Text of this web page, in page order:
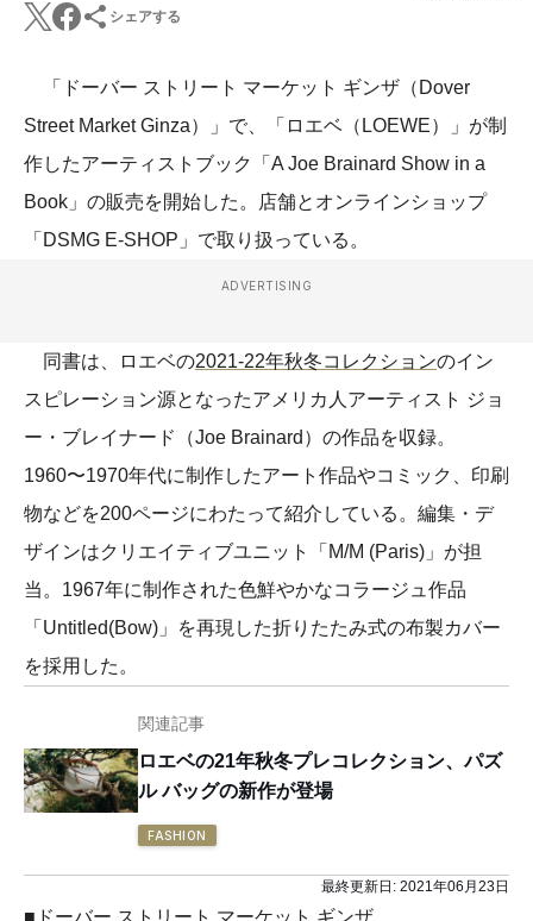
シェアする
「ドーバー ストリート マーケット ギンザ（Dover
Street Market Ginza）」で、「ロエベ（LOEWE）」が制
作したアーティストブック「A Joe Brainard Show in a
Book」の販売を開始した。店舗とオンラインショップ
「DSMG E-SHOP」で取り扱っている。
ADVERTISING
同書は、ロエベの2021-22年秋冬コレクションのイン
スピレーション源となったアメリカ人アーティスト ジョ
ー・ブレイナード（Joe Brainard）の作品を収録。
1960〜1970年代に制作したアート作品やコミック、印刷
物などを200ページにわたって紹介している。編集・デ
ザインはクリエイティブユニット「M/M (Paris)」が担
当。1967年に制作された色鮮やかなコラージュ作品
「Untitled(Bow)」を再現した折りたたみ式の布製カバー
を採用した。
関連記事
ロエベの21年秋冬プレコレクション、パズ
ル バッグの新作が登場
FASHION
最終更新日: 2021年06月23日
■ドーバー ストリート マーケット ギンザ